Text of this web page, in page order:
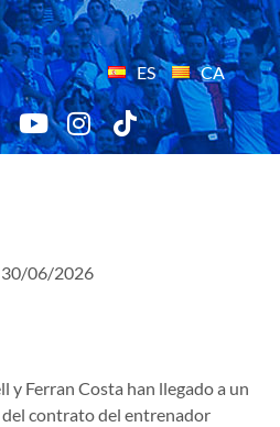
ES CA
30/06/2026
y Ferran Costa han llegado a un
contrato del entrenador